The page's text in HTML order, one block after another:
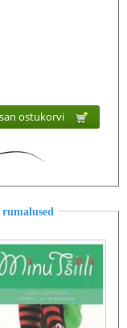
ostukorvi